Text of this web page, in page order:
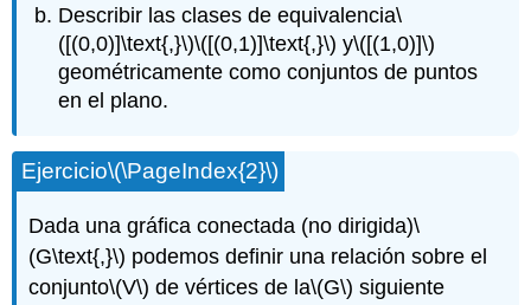
Describir las clases de equivalencia\
([(0,0)]\text{,}\)\([(0,1)]\text{,}\) y\([(1,0)]\)
geométricamente como conjuntos de puntos
en el plano.
Ejercicio\(\PageIndex{2}\)
Dada una gráfica conectada (no dirigida)\
(G\text{,}\) podemos definir una relación sobre el
conjunto\(V\) de vértices de la\(G\) siguiente